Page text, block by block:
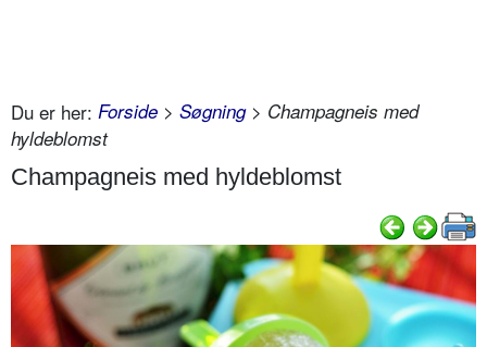
Du er her: Forside > Søgning> Champagneis med
hyldeblomst
Champagneis med hyldeblomst